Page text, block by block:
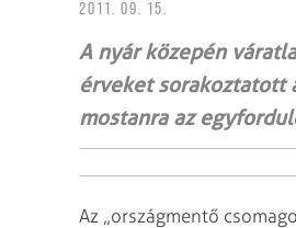
2011. 09. 15.
A nyár közepén
érveket sorakoztatott
mostanra az
Az „országmentő